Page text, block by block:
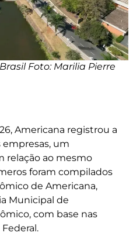
Foto: Marilia Pierre
Americana registrou a
empresas, um
relação ao mesmo
foram compilados
de Americana,
Municipal de
com base nas